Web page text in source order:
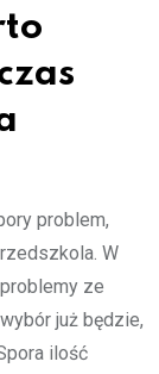
problem,
W
ze
już będzie,
ilość